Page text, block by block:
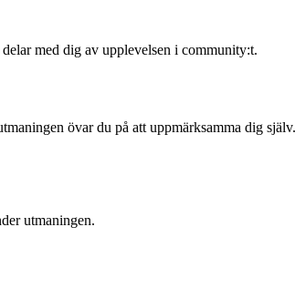
med dig av upplevelsen i community:t.
övar du på att uppmärksamma dig
utmaningen.